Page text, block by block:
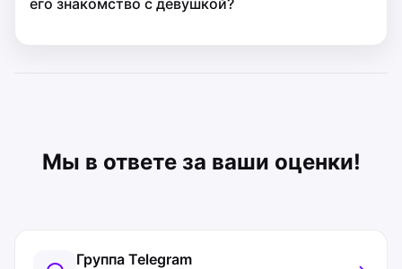
его знакомство с девушкой?
Мы в ответе за ваши оценки!
Группа Telegram